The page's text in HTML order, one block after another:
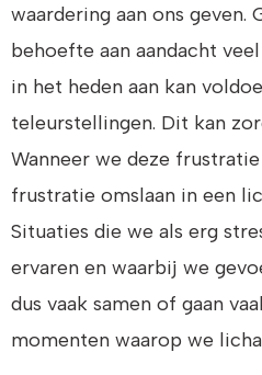
waardering aan ons geven.
behoefte aan aandacht
in het heden aan kan
teleurstellingen. Dit kan
Wanneer we deze
frustratie omslaan in een
Situaties die we als erg
ervaren en waarbij we
dus vaak samen of gaan
momenten waarop we